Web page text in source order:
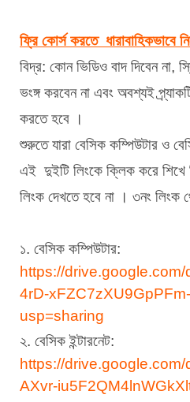
ফ্রি কোর্স করতে  ধারাবাহিকভাবে
বিদ্র: কোন ভিডিও বাদ দিবেন না,
ভংঙ্গ করবেন না এবং অবশ্যই
করতে হবে ।
শুরুতে যারা বেসিক কম্পিউটার ও
এই  দুইটি লিংকে ক্লিক করে
লিংক দেখতে হবে না । ৩নং লিংক
১. বেসিক কম্পিউটার:
https://
4rD-
usp=sharing
২. বেসিক ইন্টারনেট:
https://
AXvr-